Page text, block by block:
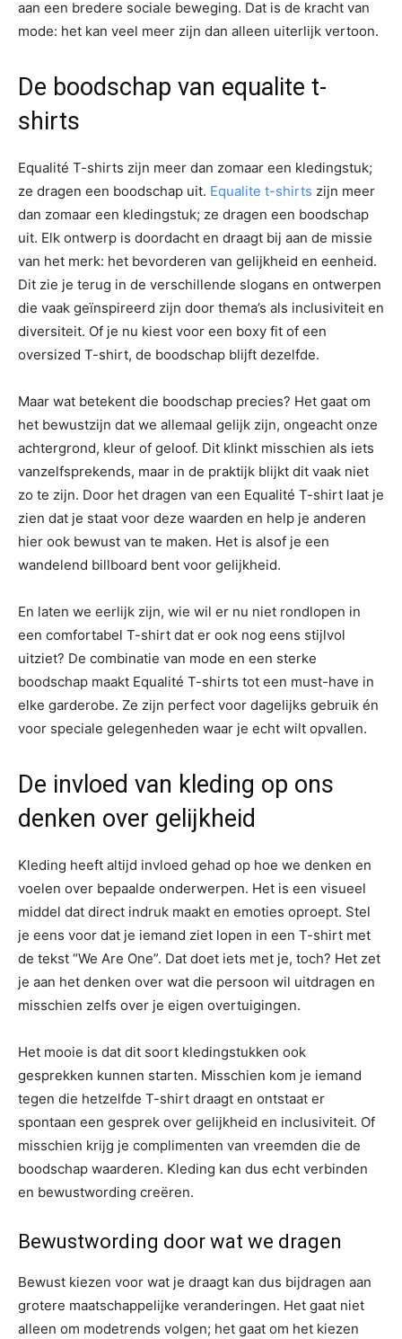
aan een bredere sociale beweging. Dat is de kracht van
mode: het kan veel meer zijn dan alleen uiterlijk vertoon.
De boodschap van equalite t-
shirts
Equalité T-shirts zijn meer dan zomaar een kledingstuk;
ze dragen een boodschap uit. Equalite t-shirts zijn meer
dan zomaar een kledingstuk; ze dragen een boodschap
uit. Elk ontwerp is doordacht en draagt bij aan de missie
van het merk: het bevorderen van gelijkheid en eenheid.
Dit zie je terug in de verschillende slogans en ontwerpen
die vaak geïnspireerd zijn door thema’s als inclusiviteit en
diversiteit. Of je nu kiest voor een boxy fit of een
oversized T-shirt, de boodschap blijft dezelfde.
Maar wat betekent die boodschap precies? Het gaat om
het bewustzijn dat we allemaal gelijk zijn, ongeacht onze
achtergrond, kleur of geloof. Dit klinkt misschien als iets
vanzelfsprekends, maar in de praktijk blijkt dit vaak niet
zo te zijn. Door het dragen van een Equalité T-shirt laat je
zien dat je staat voor deze waarden en help je anderen
hier ook bewust van te maken. Het is alsof je een
wandelend billboard bent voor gelijkheid.
En laten we eerlijk zijn, wie wil er nu niet rondlopen in
een comfortabel T-shirt dat er ook nog eens stijlvol
uitziet? De combinatie van mode en een sterke
boodschap maakt Equalité T-shirts tot een must-have in
elke garderobe. Ze zijn perfect voor dagelijks gebruik én
voor speciale gelegenheden waar je echt wilt opvallen.
De invloed van kleding op ons
denken over gelijkheid
Kleding heeft altijd invloed gehad op hoe we denken en
voelen over bepaalde onderwerpen. Het is een visueel
middel dat direct indruk maakt en emoties oproept. Stel
je eens voor dat je iemand ziet lopen in een T-shirt met
de tekst “We Are One”. Dat doet iets met je, toch? Het zet
je aan het denken over wat die persoon wil uitdragen en
misschien zelfs over je eigen overtuigingen.
Het mooie is dat dit soort kledingstukken ook
gesprekken kunnen starten. Misschien kom je iemand
tegen die hetzelfde T-shirt draagt en ontstaat er
spontaan een gesprek over gelijkheid en inclusiviteit. Of
misschien krijg je complimenten van vreemden die de
boodschap waarderen. Kleding kan dus echt verbinden
en bewustwording creëren.
Bewustwording door wat we dragen
Bewust kiezen voor wat je draagt kan dus bijdragen aan
grotere maatschappelijke veranderingen. Het gaat niet
alleen om modetrends volgen; het gaat om het kiezen